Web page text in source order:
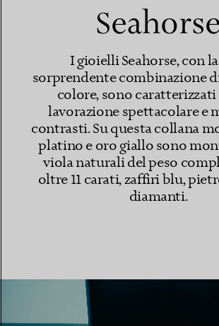
Seahorse
I gioielli Seahorse, con
sorprendente combinazione
colore, sono caratterizzati
lavorazione spettacolare e
contrasti. Su questa collana
platino e oro giallo sono
viola naturali del peso
oltre 11 carati, zaffiri blu,
diamanti.